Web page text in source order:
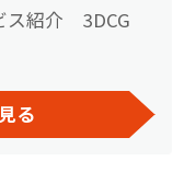
ス紹介
3DCG
る